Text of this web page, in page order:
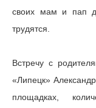
своих мам и пап
трудятся.
Встречу с
«Липецк»
площадках,